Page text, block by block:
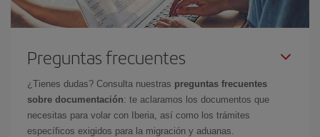
Preguntas frecuentes
¿Tienes dudas? Consulta nuestras preguntas frecuentes
sobre documentación: te aclaramos los documentos que
necesitas para volar con Iberia, así como los trámites
específicos exigidos para la migración y aduanas.